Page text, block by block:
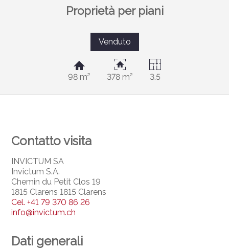
Proprietà per piani
Venduto
98 m² 378 m² 3.5
Contatto visita
INVICTUM SA
Invictum S.A.
Chemin du Petit Clos 19
1815 Clarens 1815 Clarens
Cel.+41 79 370 86 26
info@invictum.ch
Dati generali